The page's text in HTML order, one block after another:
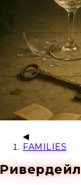
FAMILIES
Ривердейл